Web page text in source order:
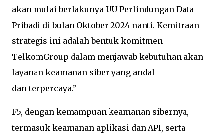
akan mulai berlakunya UU Perlindungan Data
Pribadi di bulan Oktober 2024 nanti. Kemitraan
strategis ini adalah bentuk komitmen
TelkomGroup dalam menjawab kebutuhan akan
layanan keamanan siber yang andal
dan terpercaya.”
F5, dengan kemampuan keamanan sibernya,
termasuk keamanan aplikasi dan API, serta